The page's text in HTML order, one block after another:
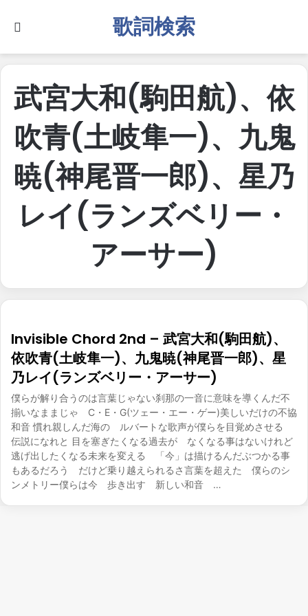
歌詞検索
武宮大和(駒田航)、依
吹青(土岐隼一)、九鬼
暁(神尾晋一郎)、星乃
レイ(ランズベリー・
アーサー)
Invisible Chord 2nd – 武宮大和(駒田航)、
依吹青(土岐隼一)、九鬼暁(神尾晋一郎)、星
乃レイ(ランズベリー・アーサー)
僕らが解り合うのは言葉じゃない刹那の一音に意味を導くんだ不
揃いなままじゃ C・E・G(ツェー・エー・ゲー)美しいだけの不協
和音 慣れ親しんだ海の ルバートな歌声が僕らを目覚めさせる
伝説になれと 目を塞ぎたくなる過去が なくなる事はないけれど
逃げ出したくなる未来を変える 「今」は描けるんだぶつかる事
もあるだろう だけど乗り越えられるさ言葉を超えた 僕らのシ
ンメトリー僕らは今 歩き出す 新しい和音 …